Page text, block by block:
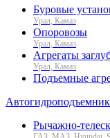
Буровые
Урал, Камаз
Опоровозы
Урал, Камаз
Агрегаты
Урал, Камаз
Подъемные
Рычажно-